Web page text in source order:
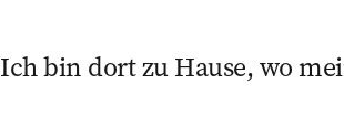
Ich bin dort zu Hause, wo